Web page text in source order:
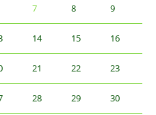
7 8 9
14 15 16
21 22 23
28 29 30